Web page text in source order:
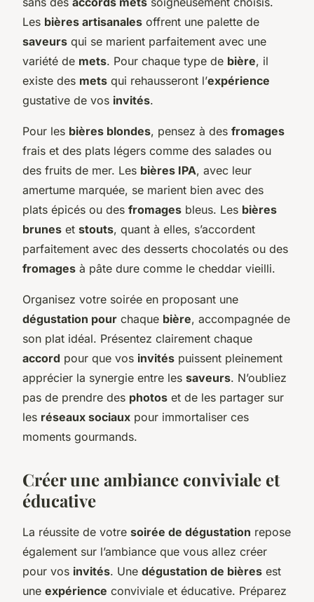
Les bières artisanales offrent une palette de
saveurs qui se marient parfaitement avec une
variété de mets. Pour chaque type de bière, il
existe des mets qui rehausseront l’expérience
gustative de vos invités.
Pour les bières blondes, pensez à des fromages
frais et des plats légers comme des salades ou
des fruits de mer. Les bières IPA, avec leur
amertume marquée, se marient bien avec des
plats épicés ou des fromages bleus. Les bières
brunes et stouts, quant à elles, s’accordent
parfaitement avec des desserts chocolatés ou des
fromages à pâte dure comme le cheddar vieilli.
Organisez votre soirée en proposant une
dégustation pour chaque bière, accompagnée de
son plat idéal. Présentez clairement chaque
accord pour que vos invités puissent pleinement
apprécier la synergie entre les saveurs. N’oubliez
pas de prendre des photos et de les partager sur
les réseaux sociaux pour immortaliser ces
moments gourmands.
Créer une ambiance conviviale et
éducative
La réussite de votre soirée de dégustation repose
également sur l’ambiance que vous allez créer
pour vos invités. Une dégustation de bières est
une expérience conviviale et éducative. Préparez